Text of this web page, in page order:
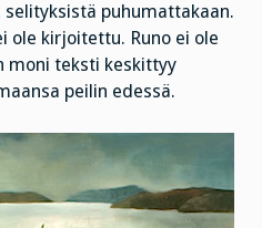
selityksistä puhumattakaan.
ole kirjoitettu. Runo ei ole
moni teksti keskittyy
peilin edessä.